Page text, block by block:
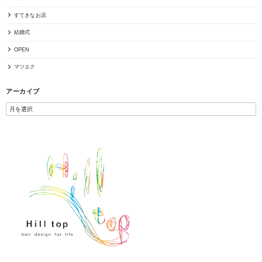
すてきなお店
結婚式
OPEN
マツエク
アーカイブ